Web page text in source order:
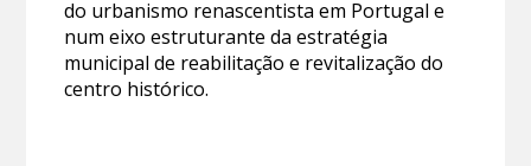
do urbanismo renascentista em Portugal e
num eixo estruturante da estratégia
municipal de reabilitação e revitalização do
centro histórico.